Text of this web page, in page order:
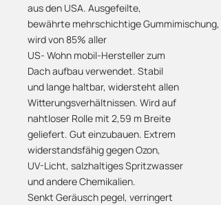
aus den USA. Ausgefeilte,
bewährte mehrschichtige Gummimischung,
wird von 85% aller
US- Wohn mobil-Hersteller zum
Dach aufbau verwendet. Stabil
und lange haltbar, widersteht allen
Witterungsverhältnissen. Wird auf
nahtloser Rolle mit 2,59 m Breite
geliefert. Gut einzubauen. Extrem
widerstandsfähig gegen Ozon,
UV-Licht, salzhaltiges Spritzwasser
und andere Chemikalien.
Senkt Geräusch pegel, verringert